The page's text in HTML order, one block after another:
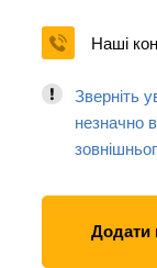
Наші
Зверніть
незначно
Додати